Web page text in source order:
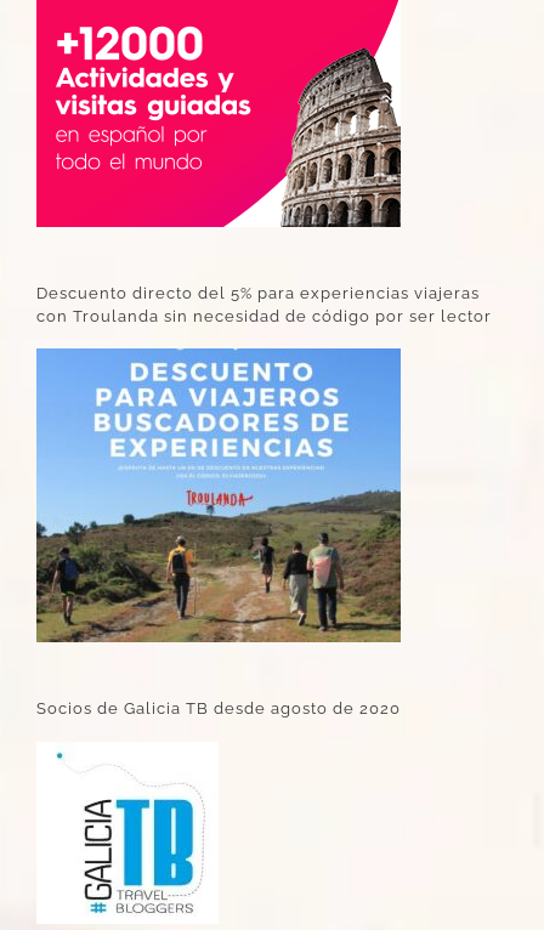
Descuento directo del 5% para experiencias viajeras
con Troulanda sin necesidad de código por ser lector
Socios de Galicia TB desde agosto de 2020